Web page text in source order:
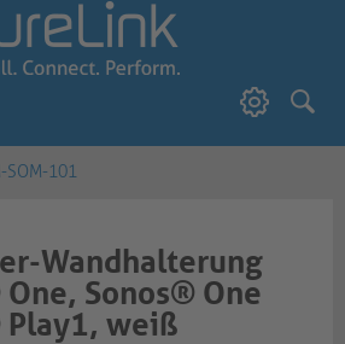
SOM-101
Wandhalterung
Sonos® One
Play1, weiß